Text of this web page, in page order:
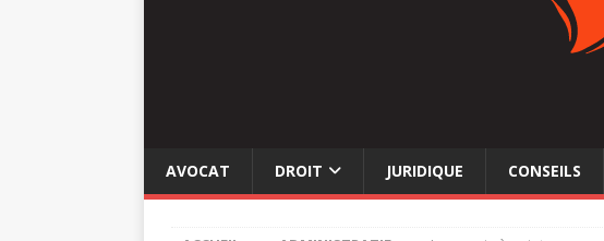
AVOCAT DROIT JURIDIQUE CONSEILS